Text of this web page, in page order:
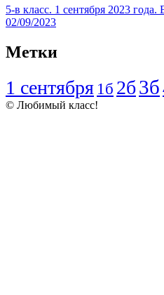
5-в класс. 1 сентября 2023 года.
02/09/2023
Метки
1 сентября 1б 2б3б
© Любимый класс!